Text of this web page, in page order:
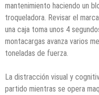
mantenimiento haciendo un
troqueladora. Revisar el
una caja toma unos 4
montacargas avanza varios
toneladas de fuerza.
La distracción visual y
partido mientras se opera